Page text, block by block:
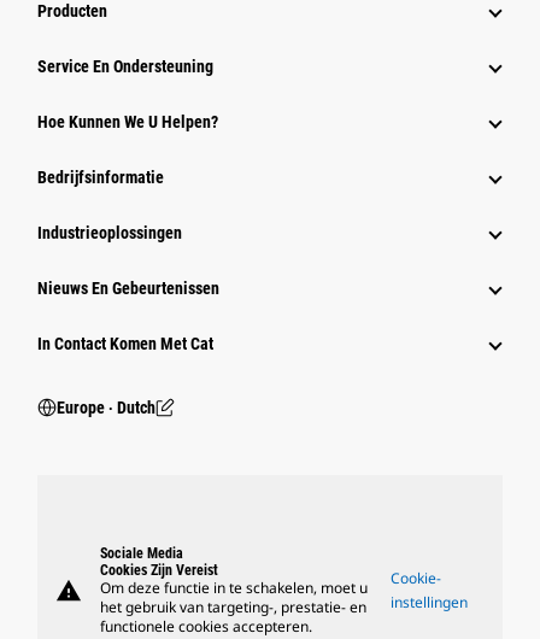
Producten
Service En Ondersteuning
Hoe Kunnen We U Helpen?
Bedrijfsinformatie
Industrieoplossingen
Nieuws En Gebeurtenissen
In Contact Komen Met Cat
Europe ‧ Dutch
warning
Sociale Media
Cookies Zijn Vereist
Om deze functie in te schakelen, moet u
het gebruik van targeting-, prestatie- en
functionele cookies accepteren.
Cookie-
instellingen